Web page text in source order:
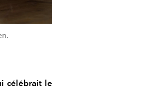
célébrait le